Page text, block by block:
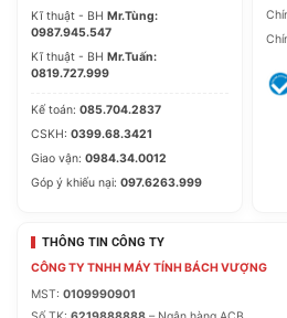
Kĩ thuật - BH Mr.Tùng:
0987.945.547
Kĩ thuật - BH Mr.Tuấn:
0819.727.999
Kế toán: 085.704.2837
CSKH: 0399.68.3421
Giao vận: 0984.34.0012
Góp ý khiếu nại: 097.6263.999
THÔNG TIN CÔNG TY
CÔNG TY TNHH MÁY TÍNH BÁCH VƯỢNG
MST: 0109990901